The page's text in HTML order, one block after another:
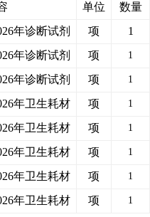
单位
数量
年诊断试剂 项
1
年诊断试剂 项 1
年诊断试剂 项 1
年卫生耗材 项 1
年卫生耗材 项 1
年卫生耗材 项 1
年卫生耗材 项 1
年卫生耗材 项 1